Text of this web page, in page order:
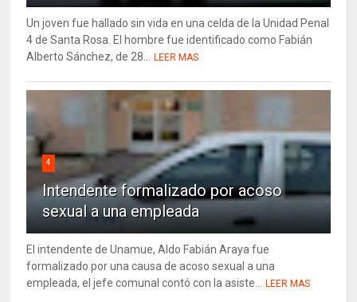
Un joven fue hallado sin vida en una celda de la Unidad Penal
4 de Santa Rosa. El hombre fue identificado como Fabián
Alberto Sánchez, de 28...
LEER MAS
4
Intendente formalizado por acoso
sexual a una empleada
El intendente de Unamue, Aldo Fabián Araya fue
formalizado por una causa de acoso sexual a una
empleada, el jefe comunal contó con la asiste...
LEER MAS